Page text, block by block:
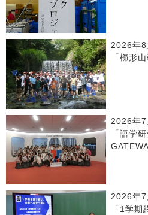
2026年8
「櫛形
2026年7
「語学
2026年7
「1学期